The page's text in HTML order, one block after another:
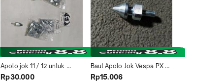
Apolo jok 11 / 12 untuk
super sprint PX baru
Rp30.000
Baut Apolo Jok Vespa PX
8mm Apollo Jok Kunci 12
Rp15.006